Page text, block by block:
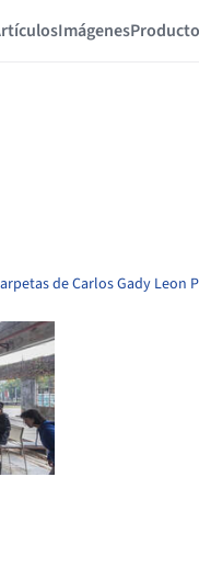
Imágenes
de Carlos Gady Leon